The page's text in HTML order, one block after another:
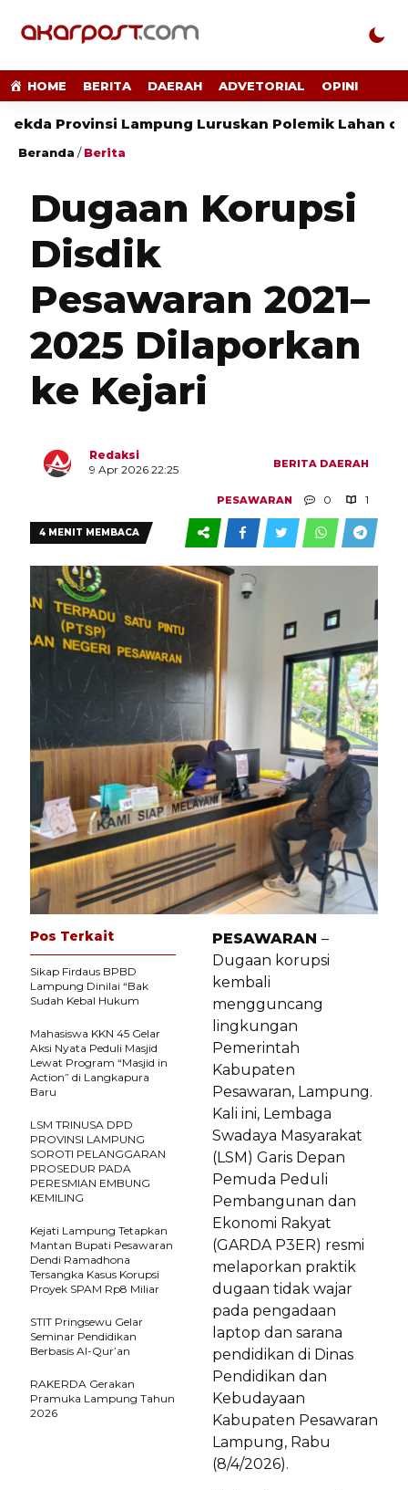
HOME BERITA DAERAH ADVETORIAL OPINI
Lampung Luruskan Polemik Lahan di Jalan
Beranda /Berita
Dugaan Korupsi
Disdik
Pesawaran 2021–
2025 Dilaporkan
ke Kejari
Redaksi
9 Apr 2026 22:25
BERITA DAERAH
PESAWARAN 0 1
4 MENIT MEMBACA
PESAWARAN –
Dugaan korupsi
kembali
mengguncang
lingkungan
Pemerintah
Kabupaten
Pesawaran, Lampung.
Kali ini, Lembaga
Swadaya Masyarakat
(LSM) Garis Depan
Pemuda Peduli
Pembangunan dan
Ekonomi Rakyat
(GARDA P3ER) resmi
melaporkan praktik
dugaan tidak wajar
pada pengadaan
laptop dan sarana
pendidikan di Dinas
Pendidikan dan
Kebudayaan
Kabupaten Pesawaran
Lampung, Rabu
(8/4/2026).
Pos Terkait
Sikap Firdaus BPBD
Lampung Dinilai “Bak
Sudah Kebal Hukum
Mahasiswa KKN 45 Gelar
Aksi Nyata Peduli Masjid
Lewat Program “Masjid in
Action” di Langkapura
Baru
LSM TRINUSA DPD
PROVINSI LAMPUNG
SOROTI PELANGGARAN
PROSEDUR PADA
PERESMIAN EMBUNG
KEMILING
Kejati Lampung Tetapkan
Mantan Bupati Pesawaran
Dendi Ramadhona
Tersangka Kasus Korupsi
Proyek SPAM Rp8 Miliar
STIT Pringsewu Gelar
Seminar Pendidikan
Berbasis Al-Qur’an
RAKERDA Gerakan
Pramuka Lampung Tahun
2026